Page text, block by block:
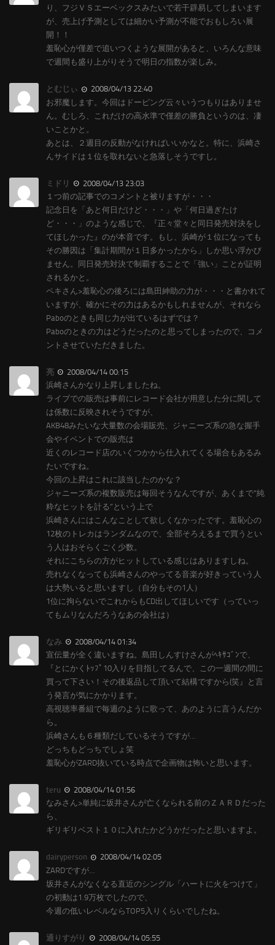
り、フジＶＳエーベックスみたいで若干辟易してしまいます
が、売上げ予測としては細かい予測が不能でおもしろい展
開！！
羞恥心が僅差で追いつくような展開があると、いろんな意味
で週間も盛り上がりそうで明日の指数が楽しみ。
とむじぃ
2008/04/13 22:40
お邪魔します。今回はドーピング云々いうつもりはありませ
ん。むしろ、これだけの高水準で僅差の勝負というのは、凄
いことかと。
あとは、２週目の反動がなければいいかなと。特に、浜崎さ
んサイドは１位を取れないと急落しそうですし。
ミドリ
2008/04/13 23:03
１つ前の記事でのコメントと被りますが・・・
記念日を「あと何日だけど・・・」や「何日過ぎたけ
ど・・・」のような感じで、『正々堂々と同日発売対決をし
てほしかった』のが本音です。もし、浜崎が１位になっても
その勝因は「集計期間が１日多かったから」しか思い浮かび
ません。同日発売対決で制覇することで「強い」ことが証明
されるかと。
ペキさん>羞恥心の後ろには島田紳助の力が・・・と書かれて
いますが、確かにその力はあるかもしれませんが、それなら
Paboのときも同じ力が出ているはずでは？
Paboのときの力はどうだったのと思ってしまったので、コメ
ントさせていただきました。
亮
2008/04/14 00:15
浜崎さんかなり上昇しましたね。
ライブでの販売は事前にレコード会社が用意した分に関して
は係数に反映されそうですが、
AKB48みたいな大量数の会場販売、ジャニーズ系の急な握手
会やイベントでの販売は
近くのレコード店のいくつかから仕入れてくる場合もあるみ
たいですね。
今回の上昇はこれに該当したのかな？
ジャニーズ系の複数販売は毎回そうなんですが、あくまで”純
粋なヒットを計る”という上で
浜崎さんにはこんなことして欲しくなかったです。羞恥心の
12枚のトレカはランダムなので、全部そろえるまで買うとい
う人はおそらくごく少数。
それにこちらの方がヒットしている感じはありますしね。
売れなくなっても浜崎さんのやってる音楽が好きっていう人
は大勢いると思いますし（自分もその1人）
1位に拘らないでこれからもCD出してほしいです（っていっ
てもムリなんだろうなあの会社は）
なみ
2008/04/14 01:34
宣伝量が全く違いますね。島田しんすけさんがﾍｷｻｺﾞﾝで、
『とにかくﾄｯﾌﾟ10入りを目指してるんで、この一週間の間に
買って下さい！その後返品して頂いて結構ですから(笑』と言
う発言が気にかかります。
高視聴率番組で毎週のように歌って、あのように言うんだか
ら。
浜崎さんも６種類だしているそうですが…
どっちもどっちでしょ笑
羞恥心がZARD抜いている時点で企画物は怖いと思います。
teru
2008/04/14 01:56
なみさん>単純に坂井さんが亡くなられる前のＺＡＲＤだった
ら、
ギリギリベスト１０に入れたかどうかだったと思いますよ。
dairyperson
2008/04/14 02:05
ZARDですが…
坂井さんがなくなる直近のシングル「ハートに火をつけて」
の初動は1.9万枚でしたので、
今週の低いレベルならTOP5入りくらいでしたね。
通りすがり
2008/04/14 05:55